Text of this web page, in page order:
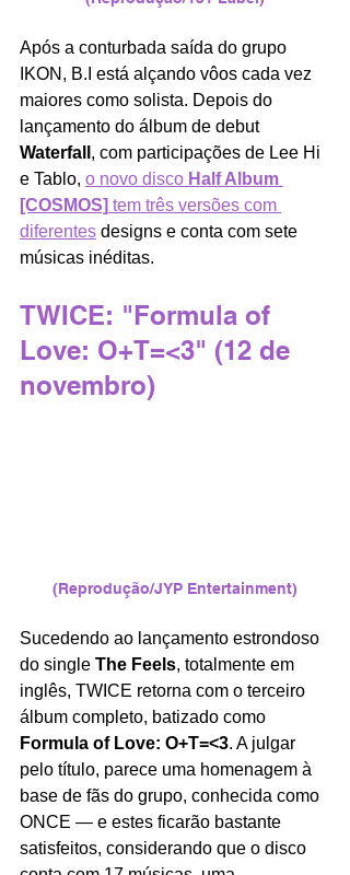
Após a conturbada saída do grupo
IKON, B.I está alçando vôos cada vez
maiores como solista. Depois do
lançamento do álbum de debut
Waterfall , com participações de Lee Hi
e Tablo, o novo disco Half Album
[COSMOS] tem três versões com
diferentes designs e conta com sete
músicas inéditas.
TWICE: "Formula of
Love: O+T=<3" (12 de
novembro)
(Reprodução/JYP Entertainment)
Sucedendo ao lançamento estrondoso
do single The Feels, totalmente em
inglês, TWICE retorna com o terceiro
álbum completo, batizado como
Formula of Love: O+T=<3. A julgar
pelo título, parece uma homenagem à
base de fãs do grupo, conhecida como
ONCE — e estes ficarão bastante
satisfeitos, considerando que o disco